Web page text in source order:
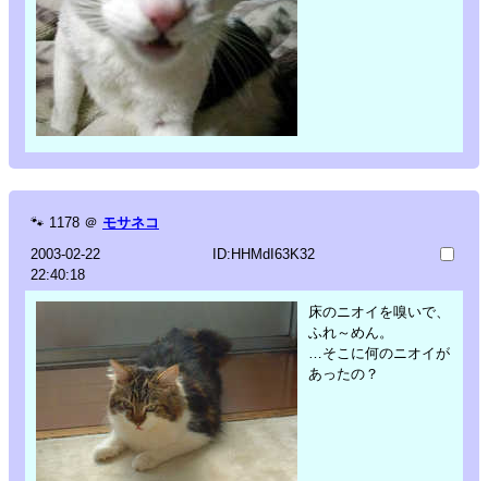
🐾 1178 ＠ モサネコ
2003-02-22
22:40:18
ID:HHMdI63K32
床のニオイを嗅いで、
ふれ～めん。
…そこに何のニオイが
あったの？